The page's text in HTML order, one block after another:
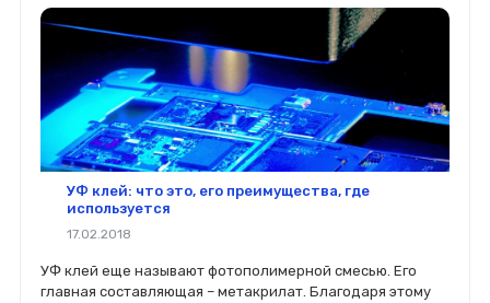
УФ клей: что это, его преимущества, где
используется
17.02.2018
УФ клей еще называют фотополимерной смесью. Его
главная составляющая – метакрилат. Благодаря этому